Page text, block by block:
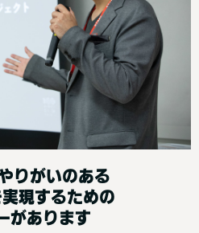
りがいのある
現するための
があります